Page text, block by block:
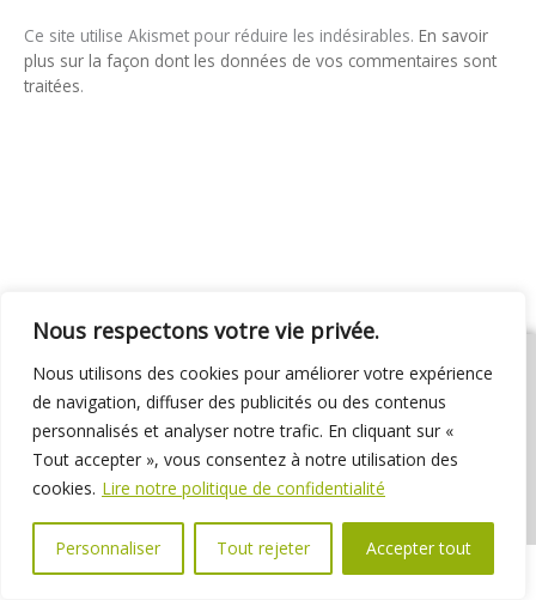
Nous respectons votre vie privée.
Nous utilisons des cookies pour améliorer votre expérience
de navigation, diffuser des publicités ou des contenus
personnalisés et analyser notre trafic. En cliquant sur «
Tout accepter », vous consentez à notre utilisation des
cookies. Lire notre politique de confidentialité
Personnaliser Tout rejeter Accepter tout
Ce site utilise Akismet pour réduire les indésirables. En savoir
plus sur la façon dont les données de vos commentaires sont
traitées.
01 69 31 72 10 01 69 31 37 31
Nous contacter
Espace élus
Marchés publics Délibérations